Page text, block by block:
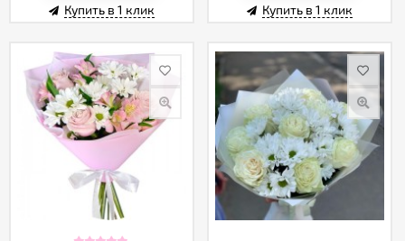
Купить в 1 клик Купить в 1 клик